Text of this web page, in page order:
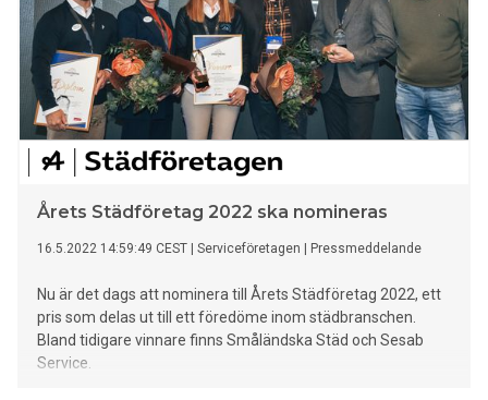
Årets Städföretag 2022 ska nomineras
16.5.2022 14:59:49 CEST Serviceföretagen Pressmeddelande
Nu är det dags att nominera till Årets Städföretag 2022, ett
pris som delas ut till ett föredöme inom städbranschen.
Bland tidigare vinnare finns Småländska Städ och Sesab
Service.